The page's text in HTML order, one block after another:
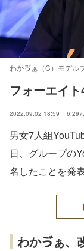
わかゔぁ（C）モデル
フォーエイ
2022.09.02 18:59
男女7人組
日、グループの
名したことを発表
わかゔぁ、